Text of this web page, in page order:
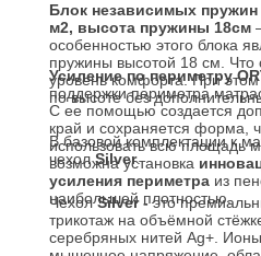
Блок независимых пружин
м2, высота пружины 18см
особенностью этого блока
пружины высотой 18 см.
уровень комфорта. При этом
по высоте без
Усиление по периметру
поддержки периметра
С ее помощью создается
край и сохраняется форма,
использовать всю площадь
возможна установка
усиления периметра
наибольшей плотностью.
В базовой комплектации к
чехолSilver.
ЧехолSilver -это
трикотаж на объёмной
серебряных нитей Ag+.